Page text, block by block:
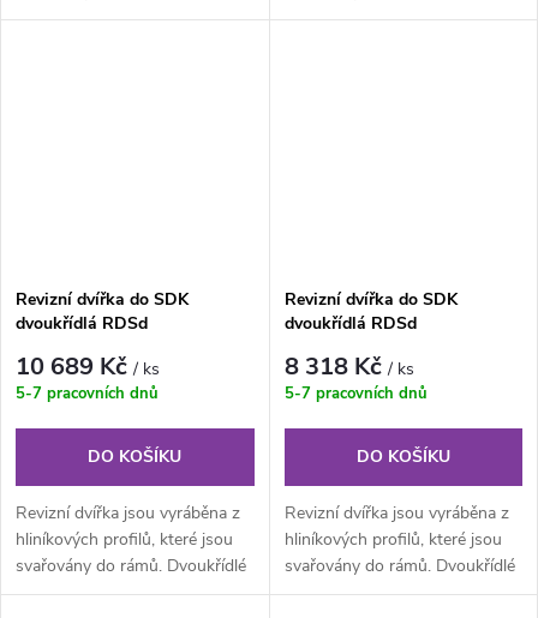
provedení je složeno z...
provedení je složeno z...
Revizní dvířka do SDK
dvoukřídlá RDSd
10 689 Kč/ ks
5-7 pracovních dnů
DO KOŠÍKU
Revizní dvířka jsou vyráběna z
hliníkových profilů, které jsou
svařovány do rámů. Dvoukřídlé
provedení je složeno z...
Revizní dvířka do SDK
dvoukřídlá RDSd
8 318 Kč/ ks
5-7 pracovních dnů
DO KOŠÍKU
Revizní dvířka jsou vyráběna z
hliníkových profilů, které jsou
svařovány do rámů. Dvoukřídlé
provedení je složeno z...